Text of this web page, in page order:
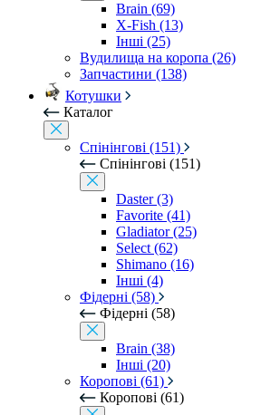
Brain (69)
X-Fish (13)
Інші (25)
Вудилища на коропа (26)
Запчастини (138)
Котушки
Каталог
Спінінгові (151)
Спінінгові (151)
Daster (3)
Favorite (41)
Gladiator (25)
Select (62)
Shimano (16)
Інші (4)
Фідерні (58)
Фідерні (58)
Brain (38)
Інші (20)
Коропові (61)
Коропові (61)